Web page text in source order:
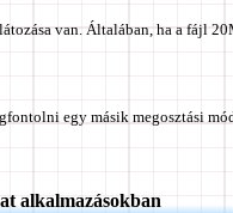
van. Általában, ha a fájl
egy másik megosztási
alkalmazásokban